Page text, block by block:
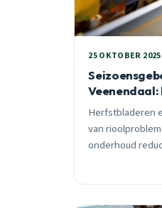
25 OKTOBER
Herfstbladeren
van
onderhoud